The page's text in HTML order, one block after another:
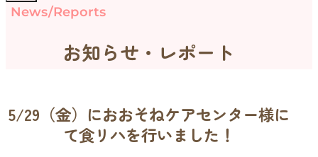
News/Reports
お知らせ・レポート
5/29（金）におおそねケアセンター様に
て食リハを行いました！